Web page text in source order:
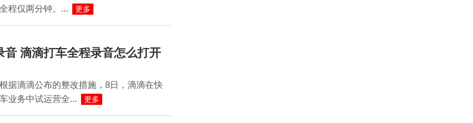
程仅两分钟。...
更多
音 滴滴打车全程录音怎么打开
据滴滴公布的整改措施，8日，滴滴在快
业务中试运营全...
更多